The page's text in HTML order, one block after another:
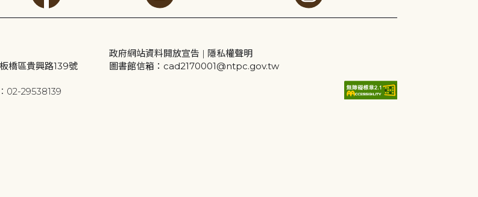
橋區貴興路139號
02-29538139
政府網站資料開放宣告 | 隱私權聲明
圖書館信箱：cad2170001@ntpc.gov.tw